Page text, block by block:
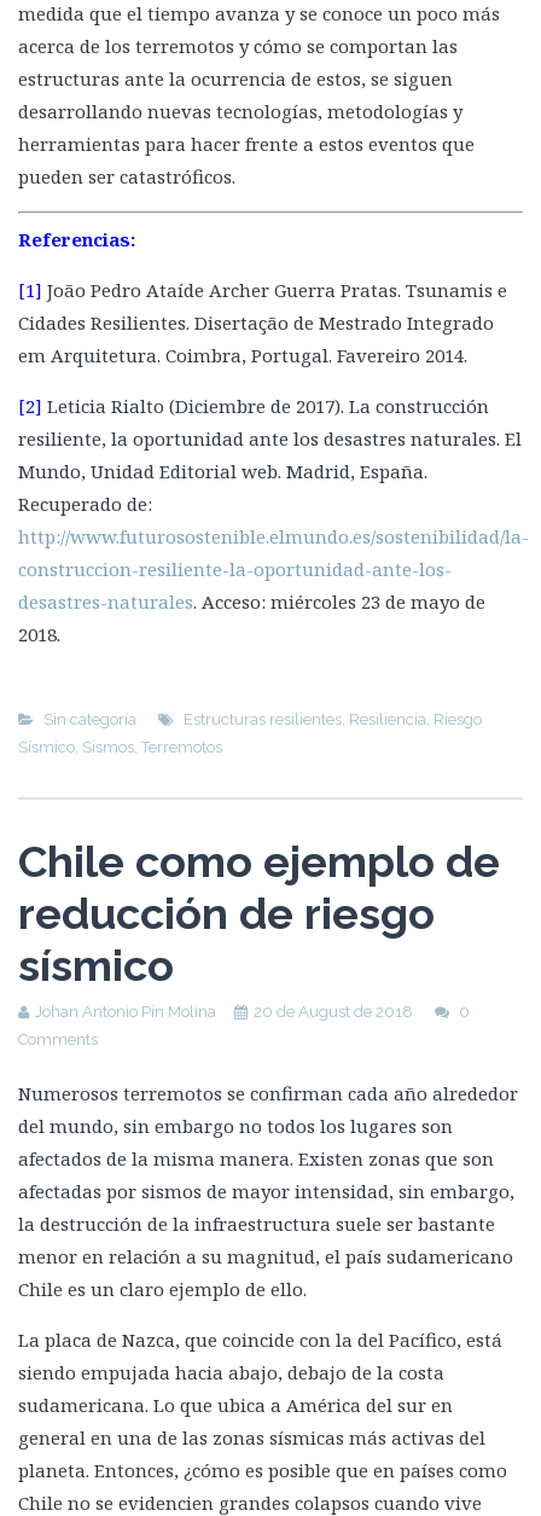
medida que el tiempo avanza y se conoce un poco más
acerca de los terremotos y cómo se comportan las
estructuras ante la ocurrencia de estos, se siguen
desarrollando nuevas tecnologías, metodologías y
herramientas para hacer frente a estos eventos que
pueden ser catastróficos.
Referencias:
[1] João Pedro Ataíde Archer Guerra Pratas. Tsunamis e
Cidades Resilientes. Disertação de Mestrado Integrado
em Arquitetura. Coimbra, Portugal. Favereiro 2014.
[2] Leticia Rialto (Diciembre de 2017). La construcción
resiliente, la oportunidad ante los desastres naturales. El
Mundo, Unidad Editorial web. Madrid, España.
Recuperado de:
http://www.futurosostenible.elmundo.es/sostenibilidad/la-
construccion-resiliente-la-oportunidad-ante-los-
desastres-naturales. Acceso: miércoles 23 de mayo de
2018.
Sin categoría Estructuras resilientes Resiliencia Riesgo
Sísmico Sismos Terremotos
Chile como ejemplo de
reducción de riesgo
sísmico
Johan Antonio Pin Molina 20 de August de 2018
0
Comments
Numerosos terremotos se confirman cada año alrededor
del mundo, sin embargo no todos los lugares son
afectados de la misma manera. Existen zonas que son
afectadas por sismos de mayor intensidad, sin embargo,
la destrucción de la infraestructura suele ser bastante
menor en relación a su magnitud, el país sudamericano
Chile es un claro ejemplo de ello.
La placa de Nazca, que coincide con la del Pacífico, está
siendo empujada hacia abajo, debajo de la costa
sudamericana. Lo que ubica a América del sur en
general en una de las zonas sísmicas más activas del
planeta. Entonces, ¿cómo es posible que en países como
Chile no se evidencien grandes colapsos cuando vive